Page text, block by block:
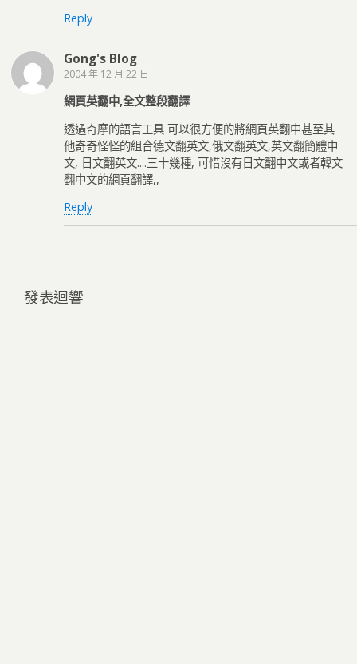
Reply
Gong's Blog
2004 年 12 月 22 日
網頁英翻中,全文整段翻譯
透過奇摩的語言工具 可以很方便的將網頁英翻中甚至其
他奇奇怪怪的組合德文翻英文,俄文翻英文,英文翻簡體中
文, 日文翻英文....三十幾種, 可惜沒有日文翻中文或者韓文
翻中文的網頁翻譯,,
Reply
發表迴響